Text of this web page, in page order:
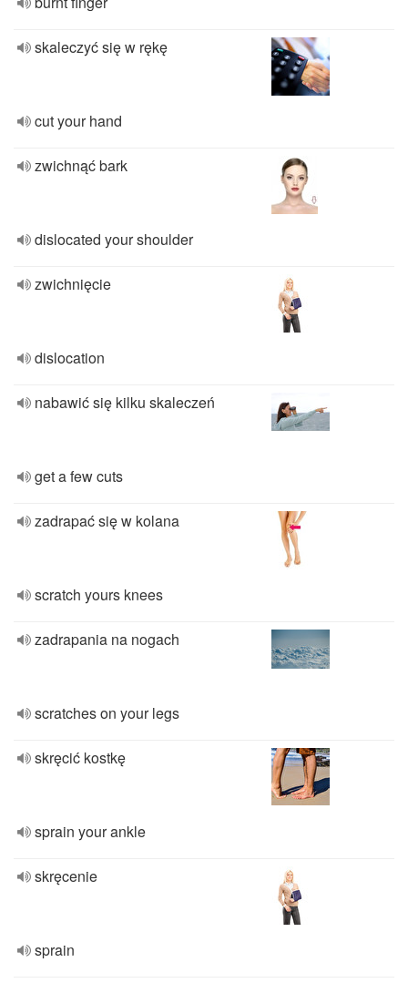
skaleczyć się w rękę
cut your hand
zwichnąć bark
dislocated your shoulder
zwichnięcie
dislocation
nabawić się kilku skaleczeń
get a few cuts
zadrapać się w kolana
scratch yours knees
zadrapania na nogach
scratches on your legs
skręcić kostkę
sprain your ankle
skręcenie
sprain